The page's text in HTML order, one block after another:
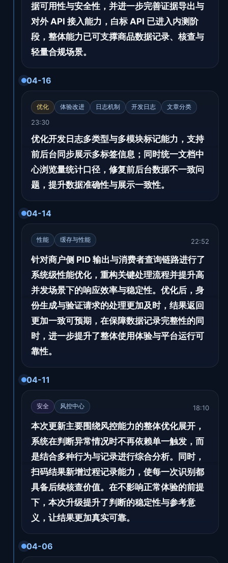
据可用性与安全性，并进一步完善证据导出与
对外 API 接入能力，白标 API 已进入内测阶
段，整体能力已可支撑商品数据记录、核查与
轻量合规场景。
04-16
优化 体验改进 日志机制 开发日志 文章分类
23:30
优化开发日志多类型与多模块标记能力，支持
前后台同步展示多标签信息；同时统一文档中
心浏览量统计口径，修复前后台数据不一致问
题，提升数据准确性与展示一致性。
04-14
性能 缓存与性能 22:52
针对商户侧 PID 输出与消费者查询链路进行了
系统级性能优化，重构关键处理流程并提升高
并发场景下的响应效率与稳定性。优化后，身
份生成与验证请求的处理更加及时，结果返回
更加一致可预期，在保障数据记录完整性的同
时，进一步提升了整体使用体验与平台运行可
靠性。
04-11
安全 风控中心 18:10
本次更新主要围绕风控能力的整体优化展开，
系统在判断异常情况时不再依赖单一触发，而
是结合多种行为与记录进行综合分析。同时，
扫码结果新增过程记录能力，使每一次识别都
具备后续核查价值。在不影响正常体验的前提
下，本次升级提升了判断的稳定性与参考意
义，让结果更加真实可靠。
04-06